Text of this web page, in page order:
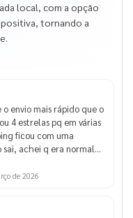
local, com a opção
tornando a
o envio mais rápido que o
4 estrelas pq em várias
ficou com uma
achei q era normal
que estava
de 2026